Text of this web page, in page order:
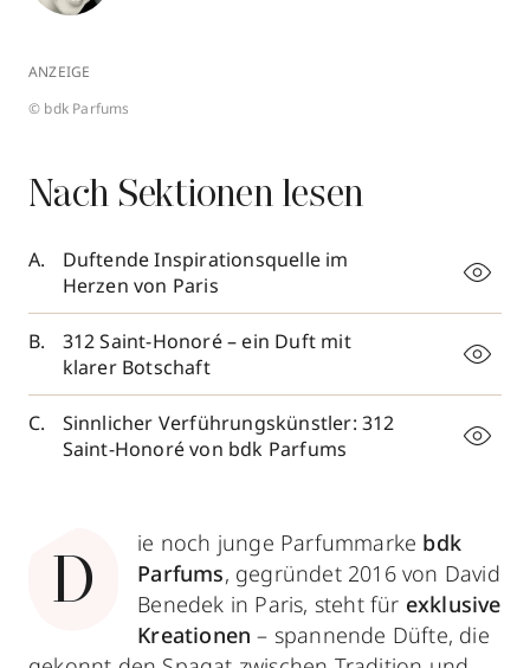
ANZEIGE
© bdk Parfums
Nach Sektionen lesen
Duftende Inspirationsquelle im
Herzen von Paris
312 Saint-Honoré – ein Duft mit
klarer Botschaft
Sinnlicher Verführungskünstler: 312
Saint-Honoré von bdk Parfums
D
ie noch junge Parfummarke bdk
Parfums, gegründet 2016 von David
Benedek in Paris, steht für exklusive
Kreationen – spannende Düfte, die